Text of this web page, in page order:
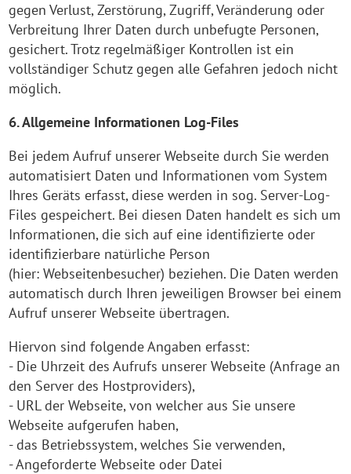
gegen Verlust, Zerstörung, Zugriff, Veränderung oder
Verbreitung Ihrer Daten durch unbefugte Personen,
gesichert. Trotz regelmäßiger Kontrollen ist ein
vollständiger Schutz gegen alle Gefahren jedoch nicht
möglich.
6. Allgemeine Informationen Log-Files
Bei jedem Aufruf unserer Webseite durch Sie werden
automatisiert Daten und Informationen vom System
Ihres Geräts erfasst, diese werden in sog. Server-Log-
Files gespeichert. Bei diesen Daten handelt es sich um
Informationen, die sich auf eine identifizierte oder
identifizierbare natürliche Person
(hier: Webseitenbesucher) beziehen. Die Daten werden
automatisch durch Ihren jeweiligen Browser bei einem
Aufruf unserer Webseite übertragen.
Hiervon sind folgende Angaben erfasst:
- Die Uhrzeit des Aufrufs unserer Webseite (Anfrage an
den Server des Hostproviders),
- URL der Webseite, von welcher aus Sie unsere
Webseite aufgerufen haben,
- das Betriebssystem, welches Sie verwenden,
- Angeforderte Webseite oder Datei